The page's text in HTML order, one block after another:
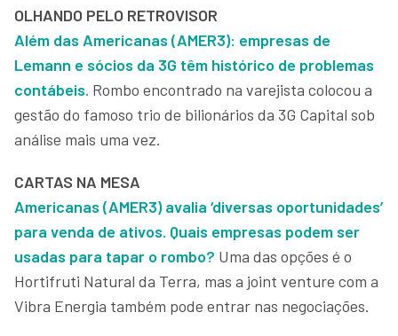
OLHANDO PELO RETROVISOR
Além das Americanas (AMER3): empresas de
Lemann e sócios da 3G têm histórico de problemas
contábeis. Rombo encontrado na varejista colocou a
gestão do famoso trio de bilionários da 3G Capital sob
análise mais uma vez.
CARTAS NA MESA
Americanas (AMER3) avalia ‘diversas oportunidades’
para venda de ativos. Quais empresas podem ser
usadas para tapar o rombo? Uma das opções é o
Hortifruti Natural da Terra, mas a joint venture com a
Vibra Energia também pode entrar nas negociações.